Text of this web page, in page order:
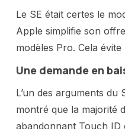
Le SE était certes le
Apple simplifie son
modèles Pro. Cela
Une demande en
L’un des arguments
montré que la majorité
abandonnant Touch ID